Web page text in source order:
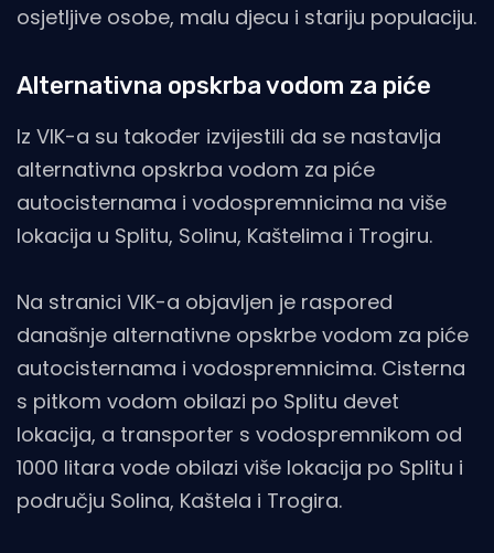
osjetljive osobe, malu djecu i stariju populaciju.
Alternativna opskrba vodom za piće
Iz VIK-a su također izvijestili da se nastavlja
alternativna opskrba vodom za piće
autocisternama i vodospremnicima na više
lokacija u Splitu, Solinu, Kaštelima i Trogiru.
Na stranici VIK-a objavljen je raspored
današnje alternativne opskrbe vodom za piće
autocisternama i vodospremnicima. Cisterna
s pitkom vodom obilazi po Splitu devet
lokacija, a transporter s vodospremnikom od
1000 litara vode obilazi više lokacija po Splitu i
području Solina, Kaštela i Trogira.